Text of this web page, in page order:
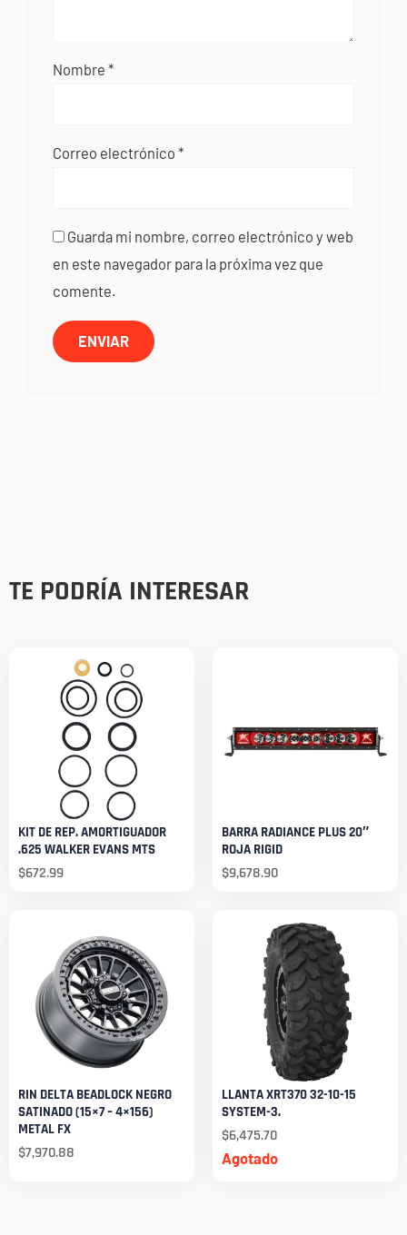
Nombre*
Correo electrónico*
Guarda mi nombre, correo electrónico y web
en este navegador para la próxima vez que
comente.
TE PODRÍA INTERESAR
KIT DE REP. AMORTIGUADOR
.625 WALKER EVANS MTS
$672.99
BARRA RADIANCE PLUS 20″
ROJA RIGID
$9,678.90
RIN DELTA BEADLOCK NEGRO
SATINADO (15×7 – 4×156)
METAL FX
$7,970.88 Agotado
LLANTA XRT370 32-10-15
SYSTEM-3.
$6,475.70